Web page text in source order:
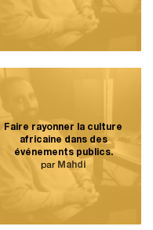
Faire rayonner la culture
africaine dans des
événements publics.
par Mahdi